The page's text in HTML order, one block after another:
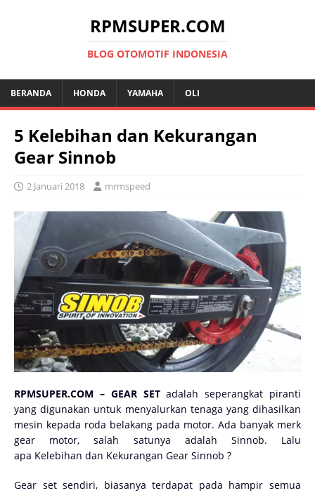
RPMSUPER.COM
BLOG OTOMOTIF INDONESIA
BERANDA HONDA YAMAHA OLI
5 Kelebihan dan Kekurangan
Gear Sinnob
2 Januari 2018 mrmspeed
RPMSUPER.COM – GEAR SETadalah seperangkat piranti
yang digunakan untuk menyalurkan tenaga yang dihasilkan
mesin kepada roda belakang pada motor. Ada banyak merk
gear motor, salah satunya adalah Sinnob. Lalu
apa Kelebihan dan Kekurangan Gear Sinnob ?
Gear set sendiri, biasanya terdapat pada hampir semua